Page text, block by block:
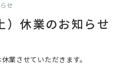
）休業のお知らせ
せ
業させていただきます。